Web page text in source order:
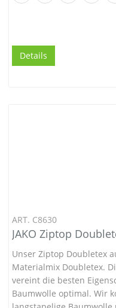
Details
ART. C8630
JAKO Ziptop
Unser Ziptop Doubletex
Materialmix Doubletex.
vereint die besten
Baumwolle optimal. Wir